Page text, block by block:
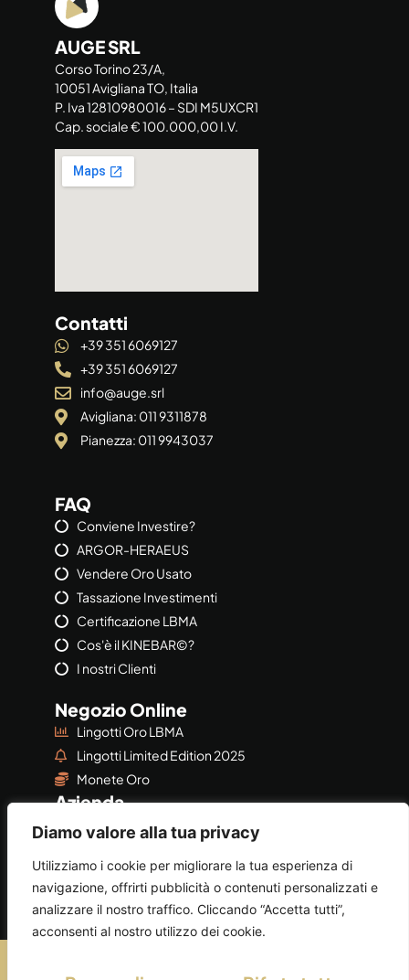
Diamo valore alla tua privacy
Utilizziamo i cookie per migliorare la tua esperienza di
navigazione, offrirti pubblicità o contenuti personalizzati e
analizzare il nostro traffico. Cliccando “Accetta tutti”,
acconsenti al nostro utilizzo dei cookie.
AUGE SRL
Corso Torino 23/A,
10051 Avigliana TO, Italia
P. Iva 12810980016 – SDI M5UXCR1
Cap. sociale € 100.000,00 I.V.
Contatti
+39 351 6069127
+39 351 6069127
info@auge.srl
Avigliana: 011 9311878
Pianezza: 011 9943037
FAQ
Conviene Investire?
ARGOR-HERAEUS
Vendere Oro Usato
Tassazione Investimenti
Certificazione LBMA
Cos'è il KINEBAR©?
I nostri Clienti
Negozio Online
Lingotti Oro LBMA
Lingotti Limited Edition 2025
Monete Oro
Azienda
Azienda